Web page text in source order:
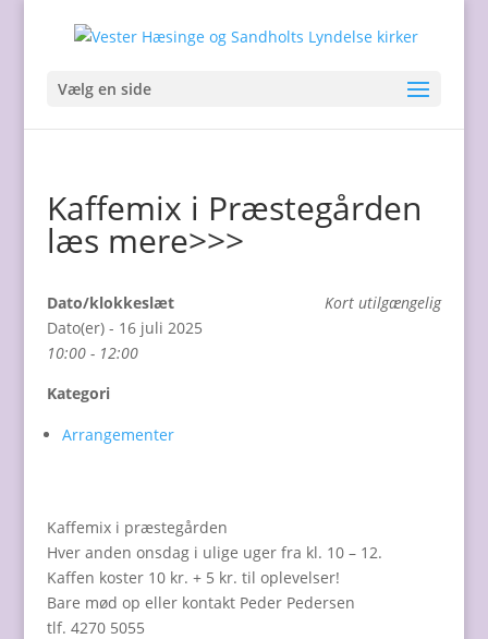
Vælg en side
Kaffemix i Præstegården
læs mere>>>
Kort utilgængelig
Dato/klokkeslæt
Dato(er) - 16 juli 2025
10:00 - 12:00
Kategori
Arrangementer
Kaffemix i præstegården
Hver anden onsdag i ulige uger fra kl. 10 – 12.
Kaffen koster 10 kr. + 5 kr. til oplevelser!
Bare mød op eller kontakt Peder Pedersen
tlf. 4270 5055